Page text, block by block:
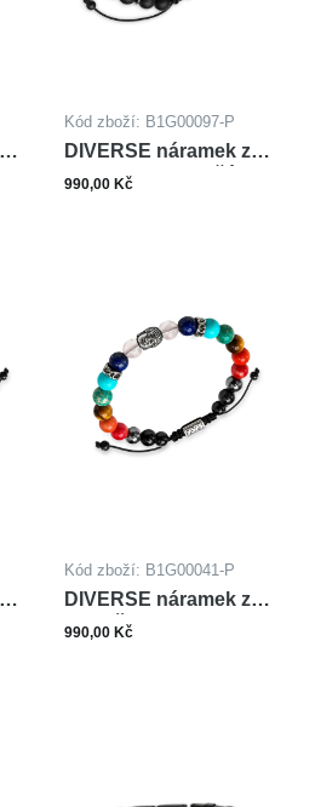
Kód zboží: B1G00097-P
DIVERSE náramek z
oceli ONYX TYGŘÍ
990,00 Kč
Kód zboží: B1G00041-P
DIVERSE náramek z
oceli ČAKRA
990,00 Kč